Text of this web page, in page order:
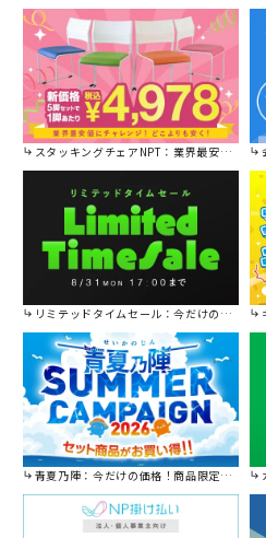
スタッキングチェアNPT：業界最安値に挑戦！
リミテッドタイムセール：今だけの限定セール。
青夏乃陣：今だけの価格！商品限定セール開催中です。